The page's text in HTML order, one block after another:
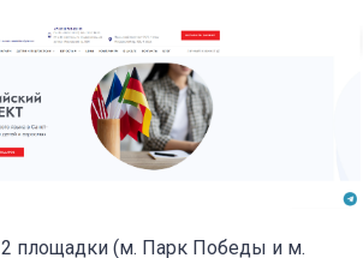
2 площадки (м. Парк Победы и м.